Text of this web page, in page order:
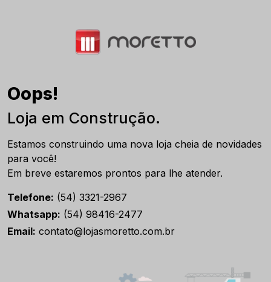
Oops!
Loja em Construção.
Estamos construindo uma nova loja cheia de novidades
para você!
Em breve estaremos prontos para lhe atender.
Telefone: (54) 3321-2967
Whatsapp: (54) 98416-2477
Email: contato@lojasmoretto.com.br